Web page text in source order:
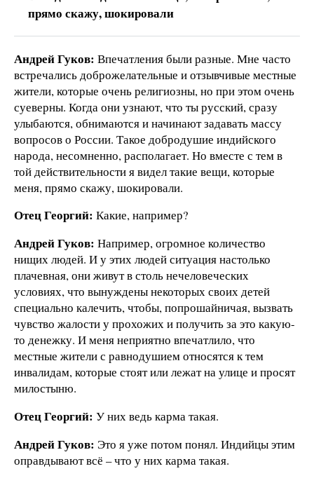
прямо скажу, шокировали
Андрей Гуков: Впечатления были разные. Мне часто
встречались доброжелательные и отзывчивые местные
жители, которые очень религиозны, но при этом очень
суеверны. Когда они узнают, что ты русский, сразу
улыбаются, обнимаются и начинают задавать массу
вопросов о России. Такое добродушие индийского
народа, несомненно, располагает. Но вместе с тем в
той действительности я видел такие вещи, которые
меня, прямо скажу, шокировали.
Отец Георгий: Какие, например?
Андрей Гуков: Например, огромное количество
нищих людей. И у этих людей ситуация настолько
плачевная, они живут в столь нечеловеческих
условиях, что вынуждены некоторых своих детей
специально калечить, чтобы, попрошайничая, вызвать
чувство жалости у прохожих и получить за это какую-
то денежку. И меня неприятно впечатлило, что
местные жители с равнодушием относятся к тем
инвалидам, которые стоят или лежат на улице и просят
милостыню.
Отец Георгий: У них ведь карма такая.
Андрей Гуков: Это я уже потом понял. Индийцы этим
оправдывают всё – что у них карма такая.